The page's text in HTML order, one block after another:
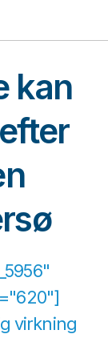
kan
virkning